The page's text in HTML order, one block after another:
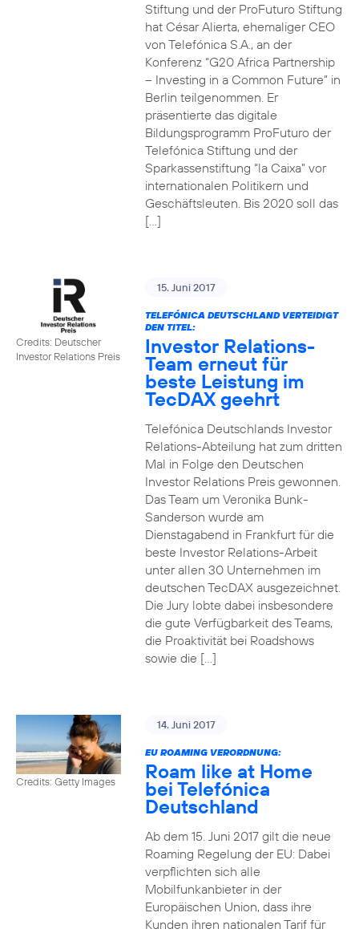
Stiftung und der ProFuturo Stiftung
hat César Alierta, ehemaliger CEO
von Telefónica S.A., an der
Konferenz “G20 Africa Partnership
– Investing in a Common Future” in
Berlin teilgenommen. Er
präsentierte das digitale
Bildungsprogramm ProFuturo der
Telefónica Stiftung und der
Sparkassenstiftung “la Caixa” vor
internationalen Politikern und
Geschäftsleuten. Bis 2020 soll das
[…]
Credits: Deutscher
Investor Relations Preis
15. Juni 2017
TELEFÓNICA DEUTSCHLAND VERTEIDIGT
DEN TITEL:
Investor Relations-
Team erneut für
beste Leistung im
TecDAX geehrt
Telefónica Deutschlands Investor
Relations-Abteilung hat zum dritten
Mal in Folge den Deutschen
Investor Relations Preis gewonnen.
Das Team um Veronika Bunk-
Sanderson wurde am
Dienstagabend in Frankfurt für die
beste Investor Relations-Arbeit
unter allen 30 Unternehmen im
deutschen TecDAX ausgezeichnet.
Die Jury lobte dabei insbesondere
die gute Verfügbarkeit des Teams,
die Proaktivität bei Roadshows
sowie die […]
Credits: Getty Images
14. Juni 2017
EU ROAMING VERORDNUNG:
Roam like at Home
bei Telefónica
Deutschland
Ab dem 15. Juni 2017 gilt die neue
Roaming Regelung der EU: Dabei
verpflichten sich alle
Mobilfunkanbieter in der
Europäischen Union, dass ihre
Kunden ihren nationalen Tarif für